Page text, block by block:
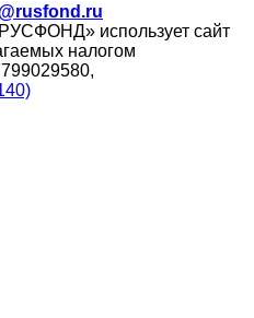
использует сайт
налогом